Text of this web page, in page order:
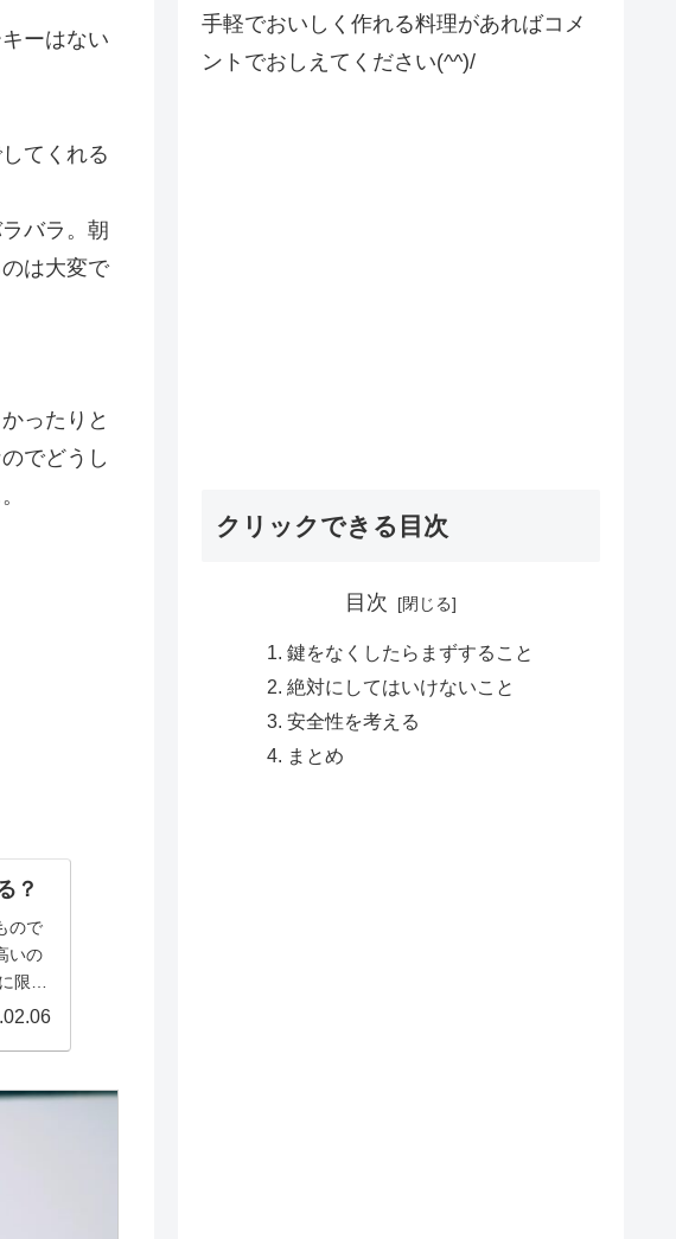
ーはない
てくれる
バラ。朝
は大変で
ったりと
でどうし
？
ので
限ら
手軽でおいしく作れる料理があればコメ
ントでおしえてください(^^)/
クリックできる目次
目次
鍵をなくしたらまずすること
絶対にしてはいけないこと
安全性を考える
まとめ